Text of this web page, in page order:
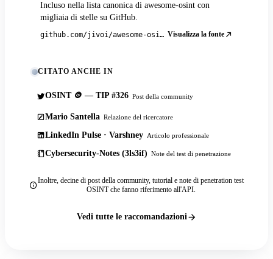
Incluso nella lista canonica di awesome-osint con
migliaia di stelle su GitHub.
github.com/jivoi/awesome-osint Visualizza la fonte
CITATO ANCHE IN
OSINT 🪙 — TIP #326 Post della community
Mario Santella Relazione del ricercatore
LinkedIn Pulse · Varshney Articolo professionale
Cybersecurity-Notes (3ls3if) Note del test di penetrazione
Inoltre, decine di post della community, tutorial e note di penetration test
OSINT che fanno riferimento all'API.
Vedi tutte le raccomandazioni